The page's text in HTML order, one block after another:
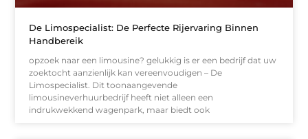
De Limospecialist: De Perfecte Rijervaring Binnen
Handbereik
opzoek naar een limousine? gelukkig is er een bedrijf dat uw
zoektocht aanzienlijk kan vereenvoudigen – De
Limospecialist. Dit toonaangevende
limousineverhuurbedrijf heeft niet alleen een
indrukwekkend wagenpark, maar biedt ook